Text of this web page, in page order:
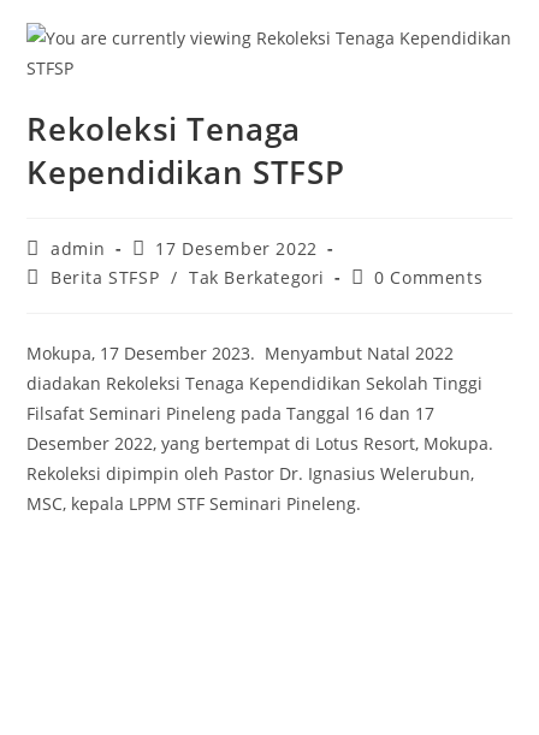
Rekoleksi Tenaga
Kependidikan STFSP
Post
author:
admin
Post
published:
17 Desember 2022
PostBerita STFSP / Tak Berkategori
Post0 Comments
Mokupa, 17 Desember 2023. Menyambut Natal 2022
diadakan Rekoleksi Tenaga Kependidikan Sekolah Tinggi
Filsafat Seminari Pineleng pada Tanggal 16 dan 17
Desember 2022, yang bertempat di Lotus Resort, Mokupa.
Rekoleksi dipimpin oleh Pastor Dr. Ignasius Welerubun,
MSC, kepala LPPM STF Seminari Pineleng.